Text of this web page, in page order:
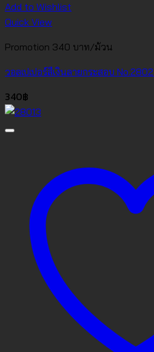
Add to Wishlist
Quick View
Promotion 340 บาท/ม้วน
วอลเปเปอร์สีเงินลายกระสอบ
340฿